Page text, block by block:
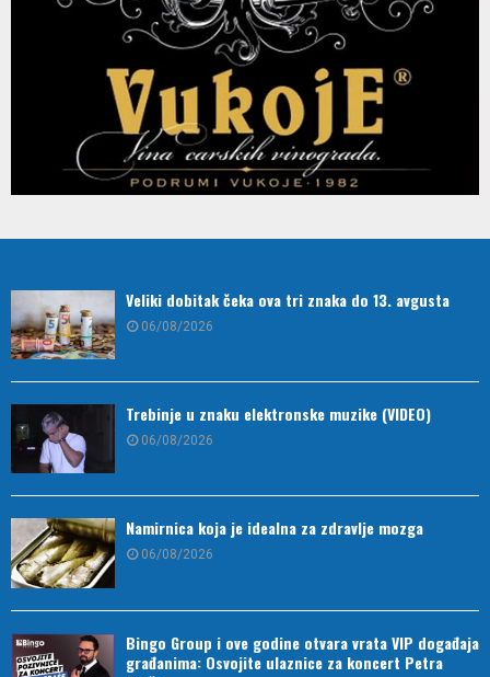
Veliki dobitak čeka ova tri znaka do 13. avgusta
06/08/2026
Trebinje u znaku elektronske muzike (VIDEO)
06/08/2026
Namirnica koja je idealna za zdravlje mozga
06/08/2026
Bingo Group i ove godine otvara vrata VIP događaja
građanima: Osvojite ulaznice za koncert Petra